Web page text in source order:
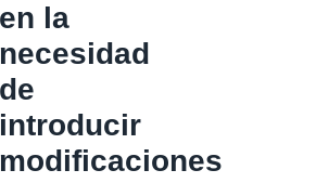
en la
necesidad
de
introducir
modificaciones